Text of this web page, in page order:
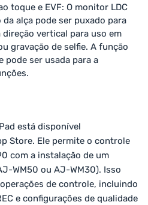
toque e EVF: O monitor LDC
alça pode ser puxado para
vertical para uso em
gravação de selfie. A função
pode ser usada para a
está disponível
Store. Ele permite o controle
com a instalação de um
WM50 ou AJ-WM30). Isso
de controle, incluindo
e configurações de qualidade